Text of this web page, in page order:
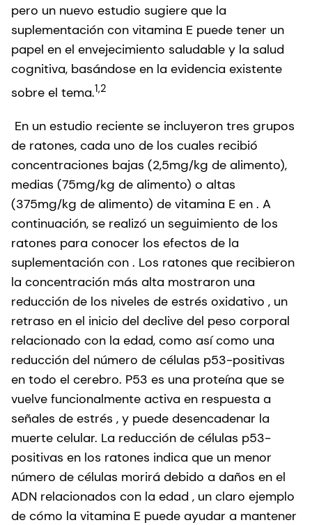
pero un nuevo estudio sugiere que la
suplementación con vitamina E puede tener un
papel en el envejecimiento saludable y la salud
cognitiva, basándose en la evidencia existente
sobre el tema.1,2
En un estudio reciente se incluyeron tres grupos
de ratones, cada uno de los cuales recibió
concentraciones bajas (2,5mg/kg de alimento),
medias (75mg/kg de alimento) o altas
(375mg/kg de alimento) de vitamina E en . A
continuación, se realizó un seguimiento de los
ratones para conocer los efectos de la
suplementación con . Los ratones que recibieron
la concentración más alta mostraron una
reducción de los niveles de estrés oxidativo , un
retraso en el inicio del declive del peso corporal
relacionado con la edad, como así como una
reducción del número de células p53-positivas
en todo el cerebro. P53 es una proteína que se
vuelve funcionalmente activa en respuesta a
señales de estrés , y puede desencadenar la
muerte celular. La reducción de células p53-
positivas en los ratones indica que un menor
número de células morirá debido a daños en el
ADN relacionados con la edad , un claro ejemplo
de cómo la vitamina E puede ayudar a mantener